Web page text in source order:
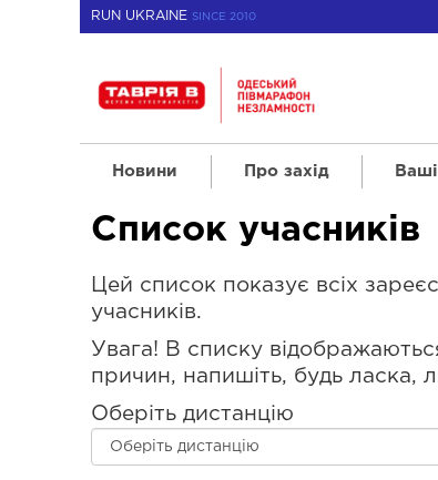
RUN UKRAINE SINCE 2010
Новини Про захід
Список учасників
Цей список показує всіх
учасників.
Увага! В списку
причин, напишіть, будь ласка,
Оберіть дистанцію